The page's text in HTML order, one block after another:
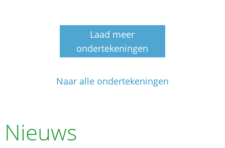
Laad meer
ondertekeningen
Naar alle ondertekeningen
Nieuws